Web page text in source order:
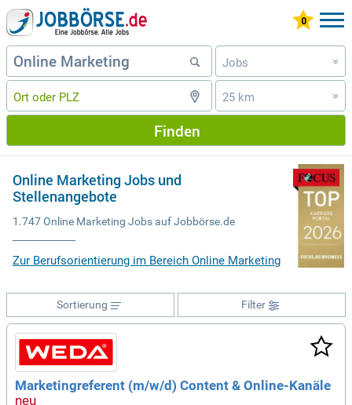
Jobs »
25 km »
Finden
Online Marketing Jobs und
Stellenangebote
1.747 Online Marketing Jobs auf Jobbörse.de
Zur Berufsorientierung im Bereich Online Marketing
Filter
Sortierung
Marketingreferent (m/w/d) Content & Online-Kanäle